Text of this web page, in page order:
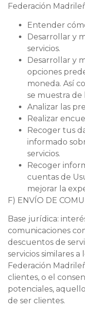
Federación
Entender
Desarrollar y
servicios.
Desarrollar y
opciones
moneda. Así
se muestra de
Analizar las
Realizar
Recoger tus
informado
servicios.
Recoger
cuentas de
mejorar la
F) ENVÍO DE
Base jurídica:
comunicaciones
descuentos de
servicios similares
Federación
clientes, o el
potenciales,
de ser clientes.